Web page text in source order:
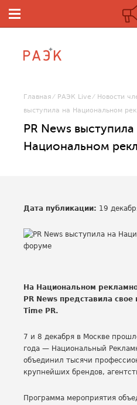
Главная РАЭК Live Новости
выступила на Национальном
PR News выступила
Национальном
Дата публикации: 19
На Национальном
PR News представила свое
Time PR.
7 и 8 декабря в Москве
года — Национальный
объединил тысячи
крупнейших брендов,
Программа мероприятия